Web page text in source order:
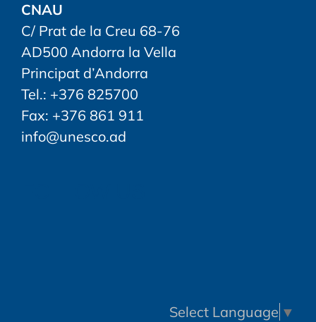
CNAU
C/ Prat de la Creu 68-76
AD500 Andorra la Vella
Principat d’Andorra
Tel.: +376 825700
Fax: +376 861 911
info@unesco.ad
Select Language ▼